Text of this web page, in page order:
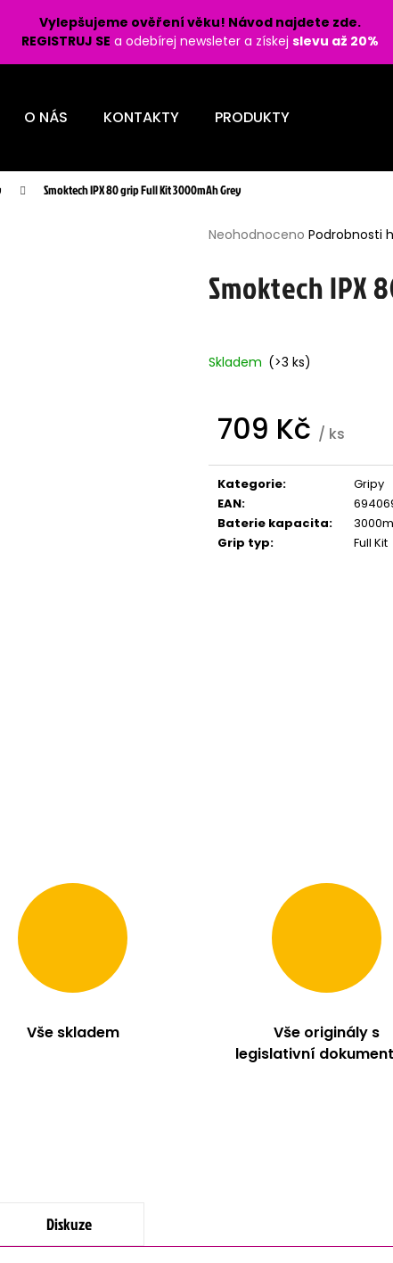
Vylepšujeme ověření věku! Návod najdete zde.
REGISTRUJ SE a odebírej newsleter a získej slevu až 20%
O NÁS KONTAKTY PRODUKTY
Smoktech IPX 80 grip Full Kit 3000mAh Grey
Průměrné
je
hvězdiček.
Neohodnoceno Podrobnosti
Smoktech IPX
Skladem (>3 ks)
709 Kč / ks
cena:
Kategorie:
Gripy
EAN:
Baterie kapacita:
Grip typ: Full Kit
Vše skladem
Vše originály s
legislativní
Diskuze
LIQUID OXVA
209 Kč